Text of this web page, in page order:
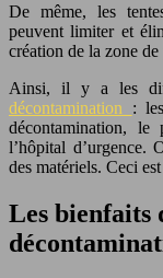
De même, les
peuvent limiter et
création de la zone
Ainsi, il y a les
décontamination :
décontamination,
l’hôpital d’urgence.
des matériels. Ceci
Les bienfaits